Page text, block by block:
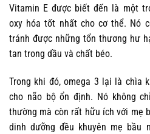
Vitamin E được biết đến là một
oxy hóa tốt nhất cho cơ thể. Nó
tránh được những tổn thương hư
tan trong dầu và chất béo.
Trong khi đó, omega 3 lại là chìa
cho não bộ ổn định. Nó không
thường mà còn rất hữu ích với mẹ
dinh dưỡng đều khuyên mẹ bầu